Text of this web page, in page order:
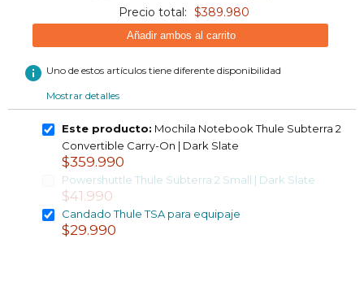
Precio total: $389.980
Añadir ambos al carrito
info Uno de estos artículos tiene diferente disponibilidad
Mostrar detalles
Este producto: Mochila Notebook Thule Subterra 2
Convertible Carry-On | Dark Slate
$359.990
Powershuttle Thule Subterra 2 Small | Dark Slate
$41.990
Candado Thule TSA para equipaje
$29.990